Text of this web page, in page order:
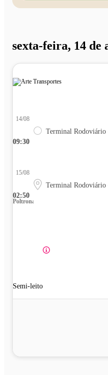
sexta-feira, 14 de
09:30
14/08
Terminal Rodoviário
02:50
15/08
Terminal Rodoviário
Poltrona
Semi-leito